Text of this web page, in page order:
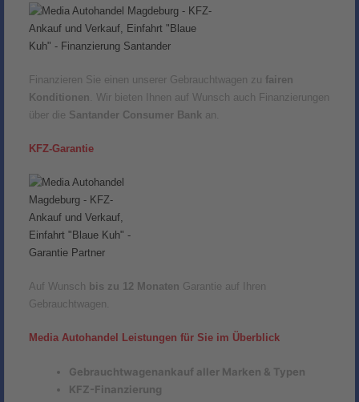
Finanzieren Sie einen unserer Gebrauchtwagen zu fairen
Konditionen . Wir bieten Ihnen auf Wunsch auch Finanzierungen
über die Santander Consumer Bank an.
KFZ-Garantie
Auf Wunsch bis zu 12 Monaten Garantie auf Ihren
Gebrauchtwagen.
Media Autohandel Leistungen für Sie im Überblick
Gebrauchtwagenankauf aller Marken & Typen
KFZ-Finanzierung